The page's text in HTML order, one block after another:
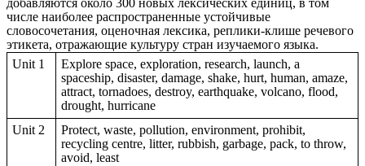
добавляются около 300 новых лексических единиц, в том
числе наиболее распространенные устойчивые
словосочетания, оценочная лексика, реплики-клише речевого
этикета, отражающие культуру стран изучаемого языка.
Unit 1
Explore space, exploration, research, launch, a
spaceship, disaster, damage, shake, hurt, human, amaze,
attract, tornadoes, destroy, earthquake, volcano, flood,
drought, hurricane
Unit 2
Protect, waste, pollution, environment, prohibit,
recycling centre, litter, rubbish, garbage, pack, to throw,
avoid, least